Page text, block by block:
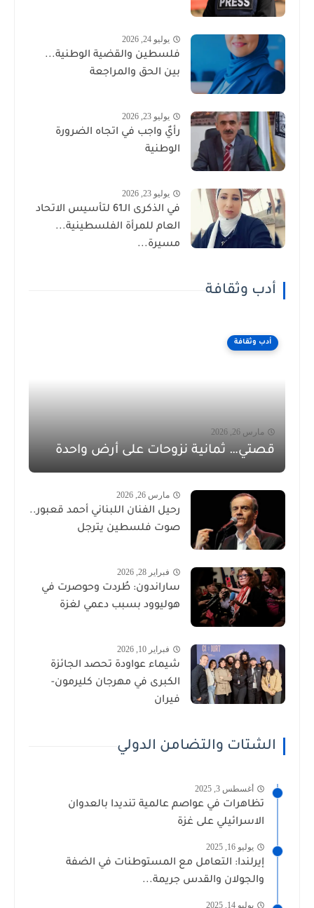
يوليو 24, 2026
فلسطين والقضية الوطنية...
بين الحق والمراجعة
يوليو 23, 2026
رأيٌ واجب في اتجاه الضرورة
الوطنية
يوليو 23, 2026
في الذكرى الـ61 لتأسيس الاتحاد
العام للمرأة الفلسطينية...
مسيرة...
أدب وثقافة
أدب وثقافة
مارس 26, 2026
قصتي… ثمانية نزوحات على أرض واحدة
مارس 26, 2026
رحيل الفنان اللبناني أحمد قعبور..
صوت فلسطين يترجل
فبراير 28, 2026
ساراندون: طُردت وحوصرت في
هوليوود بسبب دعمي لغزة
فبراير 10, 2026
شيماء عواودة تحصد الجائزة
الكبرى في مهرجان كليرمون-
فيران
الشتات والتضامن الدولي
أغسطس 3, 2025
تظاهرات في عواصم عالمية تنديدا بالعدوان
الاسرائيلي على غزة
يوليو 16, 2025
إيرلندا: التعامل مع المستوطنات في الضفة
والجولان والقدس جريمة...
يوليو 14, 2025